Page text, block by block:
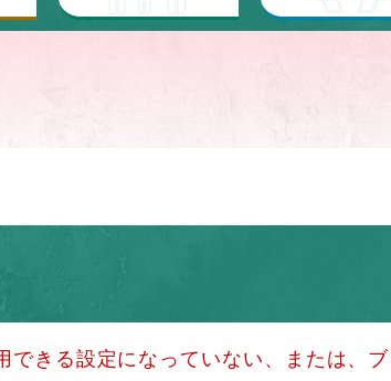
できる設定になっていない、または、